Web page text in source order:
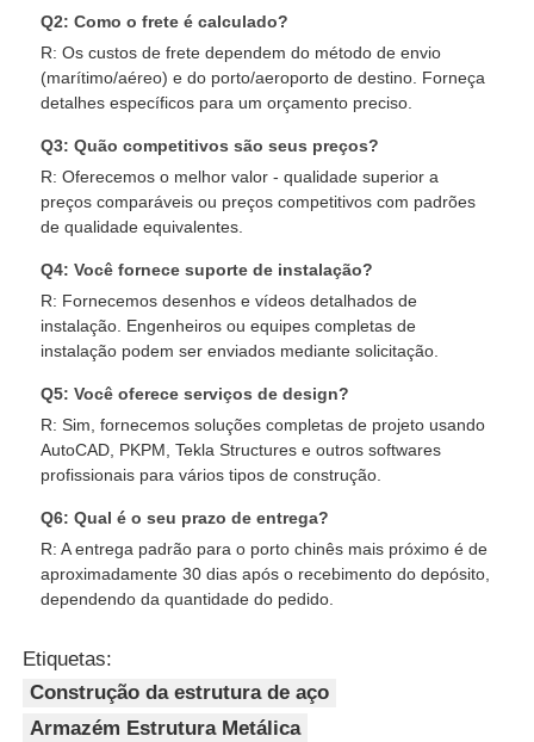
Q2: Como o frete é calculado?
R: Os custos de frete dependem do método de envio
(marítimo/aéreo) e do porto/aeroporto de destino. Forneça
detalhes específicos para um orçamento preciso.
Q3: Quão competitivos são seus preços?
R: Oferecemos o melhor valor - qualidade superior a
preços comparáveis ​​ou preços competitivos com padrões
de qualidade equivalentes.
Q4: Você fornece suporte de instalação?
R: Fornecemos desenhos e vídeos detalhados de
instalação. Engenheiros ou equipes completas de
instalação podem ser enviados mediante solicitação.
Q5: Você oferece serviços de design?
R: Sim, fornecemos soluções completas de projeto usando
AutoCAD, PKPM, Tekla Structures e outros softwares
profissionais para vários tipos de construção.
Q6: Qual é o seu prazo de entrega?
R: A entrega padrão para o porto chinês mais próximo é de
aproximadamente 30 dias após o recebimento do depósito,
dependendo da quantidade do pedido.
Etiquetas:
Construção da estrutura de aço
Armazém Estrutura Metálica